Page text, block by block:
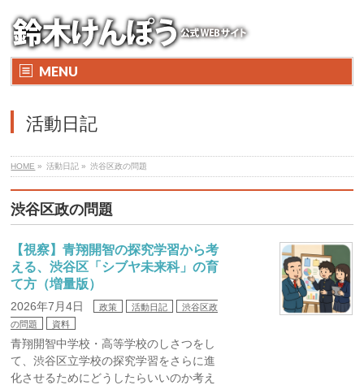
MENU
活動日記
HOME » 活動日記 » 渋谷区政の問題
渋谷区政の問題
【視察】青翔開智の探究学習から考
える、渋谷区「シブヤ未来科」の育
て方（増量版）
2026年7月4日 政策 活動日記
渋谷区政
の問題
資料
青翔開智中学校・高等学校のしさつをし
て、渋谷区立学校の探究学習をさらに進
化させるためにどうしたらいいのか考え